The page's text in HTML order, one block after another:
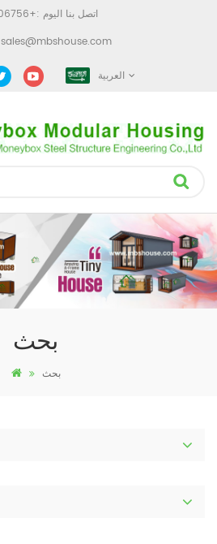
اتصل بنا اليوم :+8618620106756
sales@mbshouse.com
العربية
بحث
بحث